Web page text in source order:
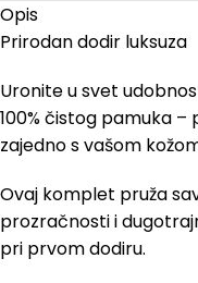
Opis
Prirodan dodir luksuza
Uronite u svet
100% čistog pamuka
zajedno s vašom
Ovaj komplet pruža
prozračnosti i
pri prvom dodiru.